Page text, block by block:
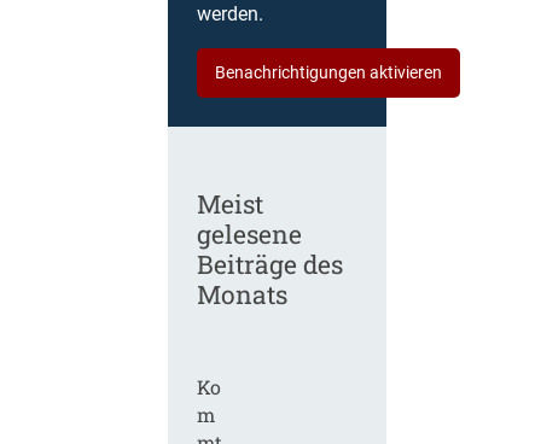
werden.
Benachrichtigungen aktivieren
Meist
gelesene
Beiträge des
Monats
Ko
m